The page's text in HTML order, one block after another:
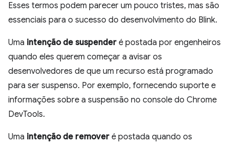
Esses termos podem parecer um pouco tristes, mas são
essenciais para o sucesso do desenvolvimento do Blink.
Uma intenção de suspender é postada por engenheiros
quando eles querem começar a avisar os
desenvolvedores de que um recurso está programado
para ser suspenso. Por exemplo, fornecendo suporte e
informações sobre a suspensão no console do Chrome
DevTools.
Uma intenção de remover é postada quando os